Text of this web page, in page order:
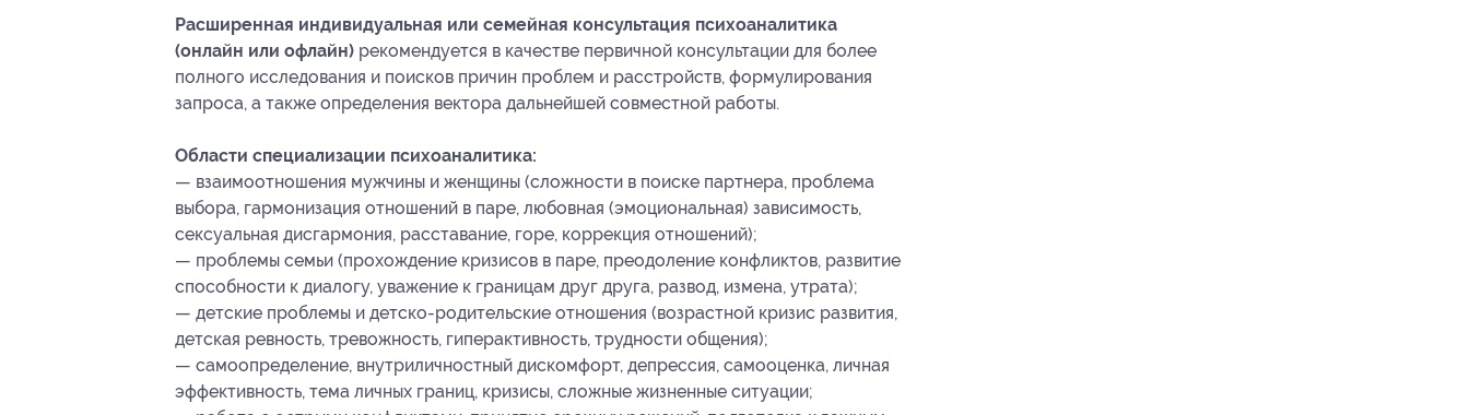
Расширенная индивидуальная или семейная консультация психоаналитика
(онлайн или офлайн) рекомендуется в качестве первичной консультации для более
полного исследования и поисков причин проблем и расстройств, формулирования
запроса, а также определения вектора дальнейшей совместной работы.
Области специализации психоаналитика:
— взаимоотношения мужчины и женщины (сложности в поиске партнера, проблема
выбора, гармонизация отношений в паре, любовная (эмоциональная) зависимость,
сексуальная дисгармония, расставание, горе, коррекция отношений);
— проблемы семьи (прохождение кризисов в паре, преодоление конфликтов, развитие
способности к диалогу, уважение к границам друг друга, развод, измена, утрата);
— детские проблемы и детско-родительские отношения (возрастной кризис развития,
детская ревность, тревожность, гиперактивность, трудности общения);
— самоопределение, внутриличностный дискомфорт, депрессия, самооценка, личная
эффективность, тема личных границ, кризисы, сложные жизненные ситуации;